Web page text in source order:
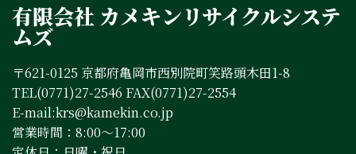
有限会社 カメキンリサイクルシステ
ムズ
〒621-0125 京都府亀岡市西別院町笑路頭木田1-8
TEL(0771)27-2546 FAX(0771)27-2554
E-mail:krs@kamekin.co.jp
営業時間：8:00～17:00